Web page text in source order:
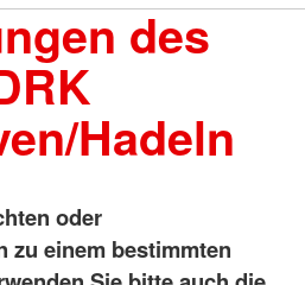
des
Hadeln
oder
zu einem bestimmten